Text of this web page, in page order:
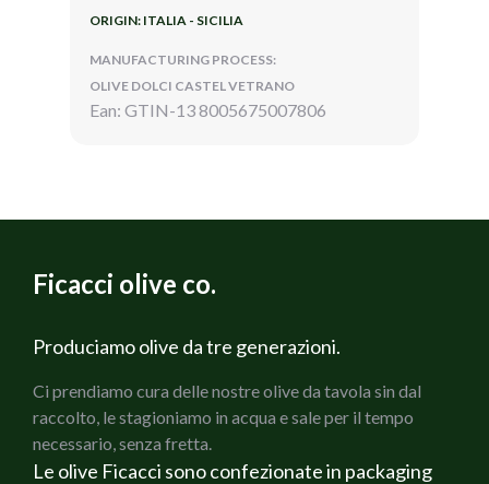
ORIGIN: ITALIA - SICILIA
MANUFACTURING PROCESS:
OLIVE DOLCI CASTEL VETRANO
Ean: GTIN-13 8005675007806
Ficacci olive co.
Produciamo olive da tre generazioni.
Ci prendiamo cura delle nostre olive da tavola sin dal
raccolto, le stagioniamo in acqua e sale per il tempo
necessario, senza fretta.
Le olive Ficacci sono confezionate in packaging